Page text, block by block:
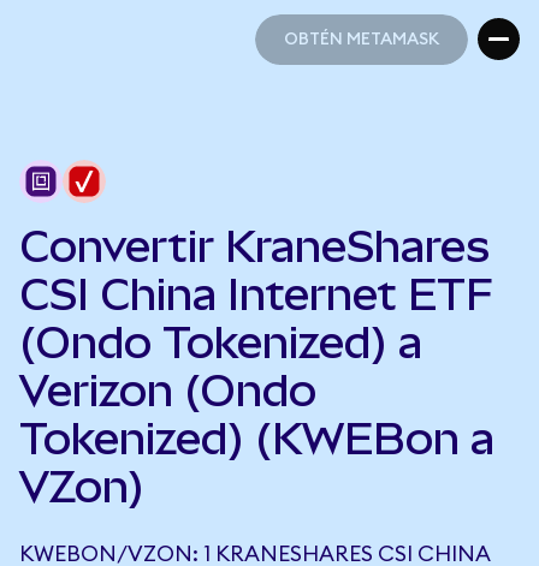
OBTÉN METAMASK
Convertir KraneShares
CSI China Internet ETF
(Ondo Tokenized) a
Verizon (Ondo
Tokenized) (KWEBon a
VZon)
KWEBON/VZON: 1 KRANESHARES CSI CHINA